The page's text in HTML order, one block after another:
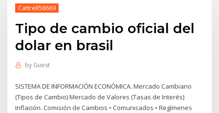
Cattrell58669
Tipo de cambio oficial del
dolar en brasil
by Guest
SISTEMA DE INFORMACIÓN ECONÓMICA. Mercado Cambiario
(Tipos de Cambio) Mercado de Valores (Tasas de Interés)
Inflación. Comisión de Cambios • Comunicados • Regímenes